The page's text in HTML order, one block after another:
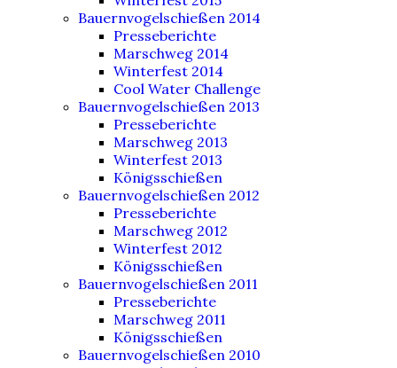
Bauernvogelschießen 2014
Presseberichte
Marschweg 2014
Winterfest 2014
Cool Water Challenge
Bauernvogelschießen 2013
Presseberichte
Marschweg 2013
Winterfest 2013
Königsschießen
Bauernvogelschießen 2012
Presseberichte
Marschweg 2012
Winterfest 2012
Königsschießen
Bauernvogelschießen 2011
Presseberichte
Marschweg 2011
Königsschießen
Bauernvogelschießen 2010